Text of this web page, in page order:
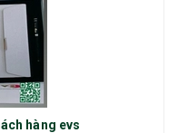
hàng evs